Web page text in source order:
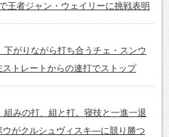
王者ジャン・ウェイリーに挑戦表明
下がりながら打ち合うチェ・スンウ
ストレートからの連打でストップ
組みの打、組と打。寝技と一進一退
ウがクルシュヴィスキ―に競り勝つ